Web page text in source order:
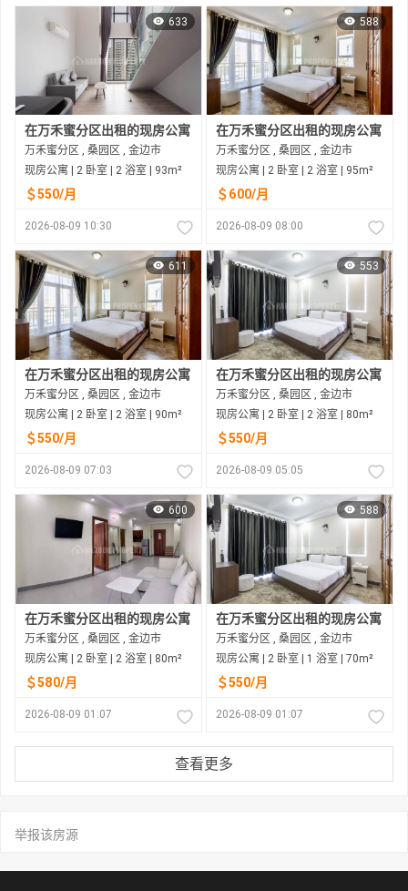
633
在万禾蜜分区出租的现房公寓
万禾蜜分区 , 桑园区 , 金边市
现房公寓 | 2 卧室 | 2 浴室 | 93m²
＄550/月
2026-08-09 10:30
588
在万禾蜜分区出租的现房公寓
万禾蜜分区 , 桑园区 , 金边市
现房公寓 | 2 卧室 | 2 浴室 | 95m²
＄600/月
2026-08-09 08:00
611
在万禾蜜分区出租的现房公寓
万禾蜜分区 , 桑园区 , 金边市
现房公寓 | 2 卧室 | 2 浴室 | 90m²
＄550/月
2026-08-09 07:03
553
在万禾蜜分区出租的现房公寓
万禾蜜分区 , 桑园区 , 金边市
现房公寓 | 2 卧室 | 2 浴室 | 80m²
＄550/月
2026-08-09 05:05
600
在万禾蜜分区出租的现房公寓
万禾蜜分区 , 桑园区 , 金边市
现房公寓 | 2 卧室 | 2 浴室 | 80m²
＄580/月
2026-08-09 01:07
588
在万禾蜜分区出租的现房公寓
万禾蜜分区 , 桑园区 , 金边市
现房公寓 | 2 卧室 | 1 浴室 | 70m²
＄550/月
2026-08-09 01:07
查看更多
举报该房源